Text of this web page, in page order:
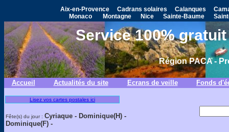
Aix-en-Provence Cadrans solaires Calanques
Monaco
Montagne Nice Sainte-Baume
Service 100%
Région PACA -
Accueil Actualités du site Ecrans de veille Fonds
Lisez vos cartes postales ici
Fête(s) du jour : Cyriaque - Dominique(H) -
Dominique(F) -